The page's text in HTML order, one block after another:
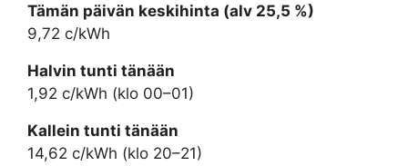
Tämän päivän keskihinta (alv 25,5 %)
9,72 c/kWh
Halvin tunti tänään
1,92 c/kWh (klo 00–01)
Kallein tunti tänään
14,62 c/kWh (klo 20–21)